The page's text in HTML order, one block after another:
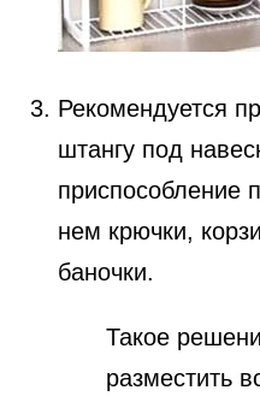
Рекомендуется
штангу под
приспособление
нем крючки,
баночки.
Такое
разместить